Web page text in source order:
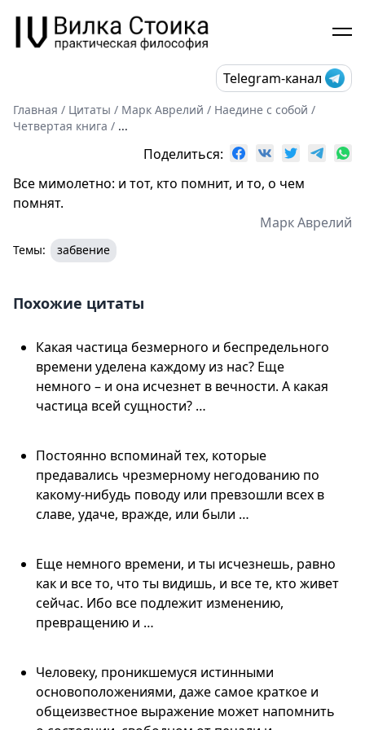
Telegram-канал
Главная / Цитаты / Марк Аврелий / Наедине с собой /
Четвертая книга / ...
Поделиться:
Все мимолетно: и тот, кто помнит, и то, о чем
помнят.
Марк Аврелий
Темы: забвение
Похожие цитаты
Какая частица безмерного и беспредельного
времени уделена каждому из нас? Еще
немного – и она исчезнет в вечности. А какая
частица всей сущности? …
Постоянно вспоминай тех, которые
предавались чрезмерному негодованию по
какому-нибудь поводу или превзошли всех в
славе, удаче, вражде, или были …
Еще немного времени, и ты исчезнешь, равно
как и все то, что ты видишь, и все те, кто живет
сейчас. Ибо все подлежит изменению,
превращению и …
Человеку, проникшемуся истинными
основоположениями, даже самое краткое и
общеизвестное выражение может напомнить